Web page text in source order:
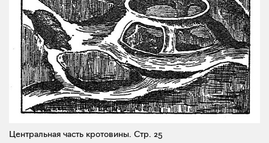
Центральная часть кротовины. Стр. 25